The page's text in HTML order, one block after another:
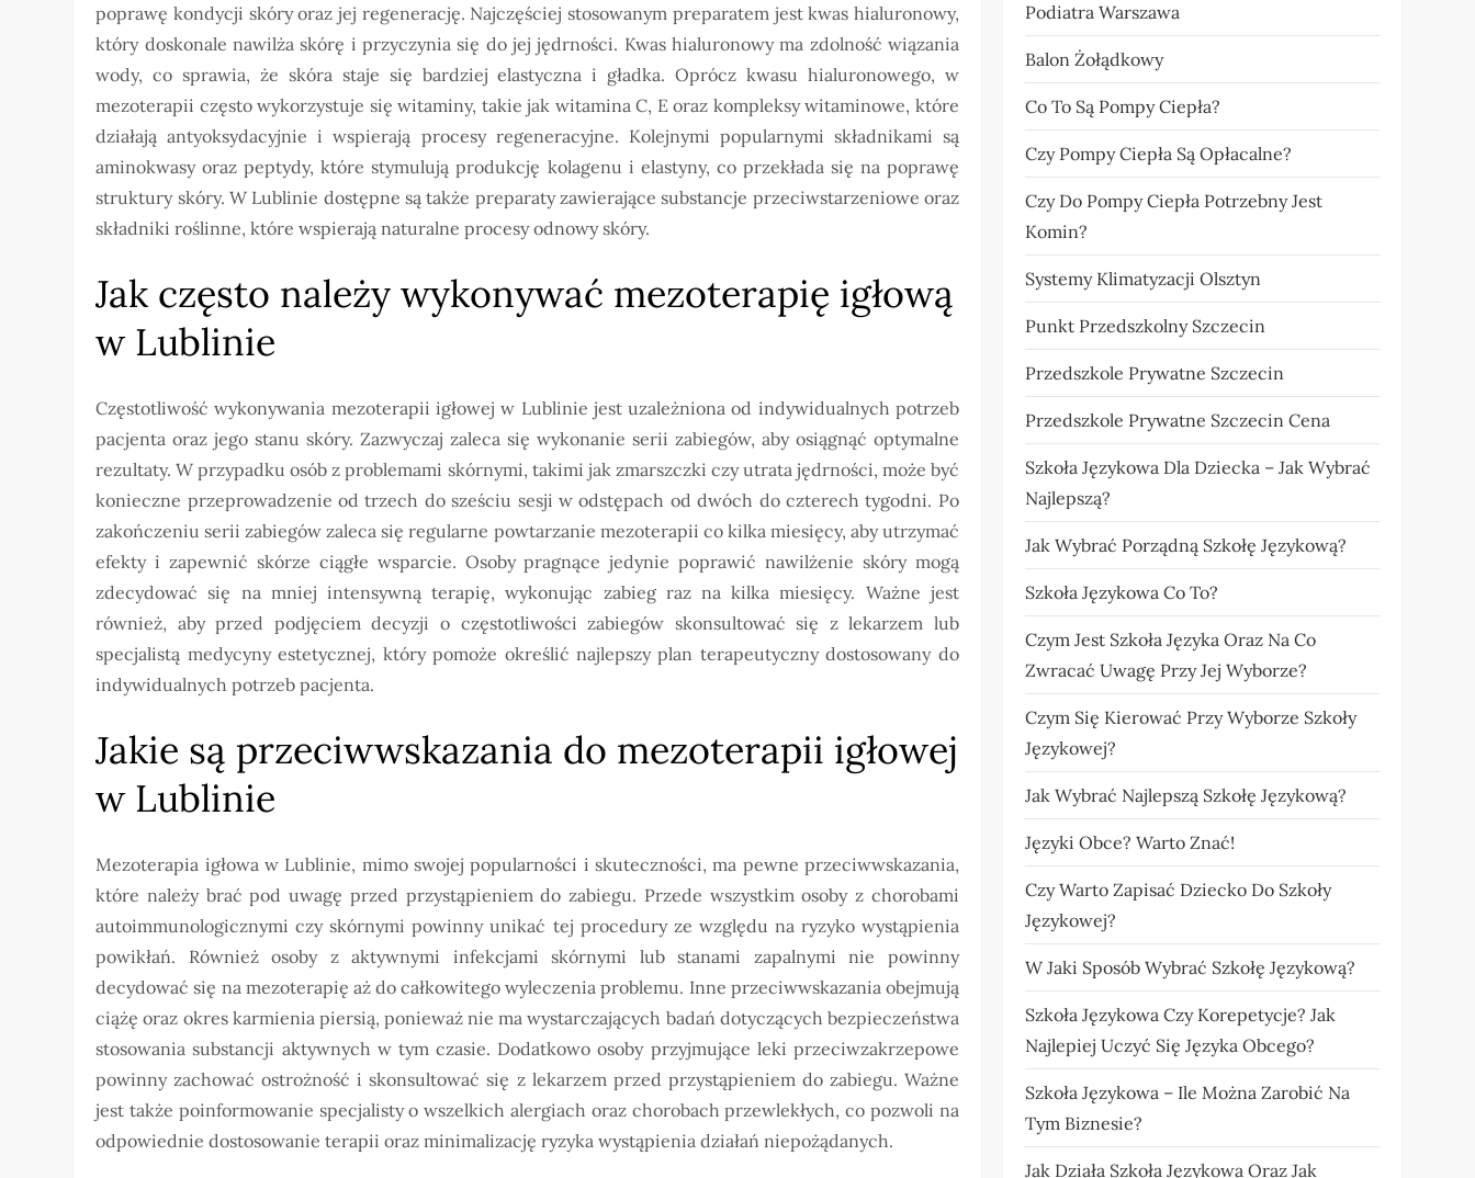
poprawę kondycji skóry oraz jej regenerację. Najczęściej stosowanym preparatem jest kwas hialuronowy,
który doskonale nawilża skórę i przyczynia się do jej jędrności. Kwas hialuronowy ma zdolność wiązania
wody, co sprawia, że skóra staje się bardziej elastyczna i gładka. Oprócz kwasu hialuronowego, w
mezoterapii często wykorzystuje się witaminy, takie jak witamina C, E oraz kompleksy witaminowe, które
działają antyoksydacyjnie i wspierają procesy regeneracyjne. Kolejnymi popularnymi składnikami są
aminokwasy oraz peptydy, które stymulują produkcję kolagenu i elastyny, co przekłada się na poprawę
struktury skóry. W Lublinie dostępne są także preparaty zawierające substancje przeciwstarzeniowe oraz
składniki roślinne, które wspierają naturalne procesy odnowy skóry.
Jak często należy wykonywać mezoterapię igłową
w Lublinie
Częstotliwość wykonywania mezoterapii igłowej w Lublinie jest uzależniona od indywidualnych potrzeb
pacjenta oraz jego stanu skóry. Zazwyczaj zaleca się wykonanie serii zabiegów, aby osiągnąć optymalne
rezultaty. W przypadku osób z problemami skórnymi, takimi jak zmarszczki czy utrata jędrności, może być
konieczne przeprowadzenie od trzech do sześciu sesji w odstępach od dwóch do czterech tygodni. Po
zakończeniu serii zabiegów zaleca się regularne powtarzanie mezoterapii co kilka miesięcy, aby utrzymać
efekty i zapewnić skórze ciągłe wsparcie. Osoby pragnące jedynie poprawić nawilżenie skóry mogą
zdecydować się na mniej intensywną terapię, wykonując zabieg raz na kilka miesięcy. Ważne jest
również, aby przed podjęciem decyzji o częstotliwości zabiegów skonsultować się z lekarzem lub
specjalistą medycyny estetycznej, który pomoże określić najlepszy plan terapeutyczny dostosowany do
indywidualnych potrzeb pacjenta.
Jakie są przeciwwskazania do mezoterapii igłowej
w Lublinie
Mezoterapia igłowa w Lublinie, mimo swojej popularności i skuteczności, ma pewne przeciwwskazania,
które należy brać pod uwagę przed przystąpieniem do zabiegu. Przede wszystkim osoby z chorobami
autoimmunologicznymi czy skórnymi powinny unikać tej procedury ze względu na ryzyko wystąpienia
powikłań. Również osoby z aktywnymi infekcjami skórnymi lub stanami zapalnymi nie powinny
decydować się na mezoterapię aż do całkowitego wyleczenia problemu. Inne przeciwwskazania obejmują
ciążę oraz okres karmienia piersią, ponieważ nie ma wystarczających badań dotyczących bezpieczeństwa
stosowania substancji aktywnych w tym czasie. Dodatkowo osoby przyjmujące leki przeciwzakrzepowe
powinny zachować ostrożność i skonsultować się z lekarzem przed przystąpieniem do zabiegu. Ważne
jest także poinformowanie specjalisty o wszelkich alergiach oraz chorobach przewlekłych, co pozwoli na
odpowiednie dostosowanie terapii oraz minimalizację ryzyka wystąpienia działań niepożądanych.
Podiatra Warszawa
Balon Żołądkowy
Co To Są Pompy Ciepła?
Czy Pompy Ciepła Są Opłacalne?
Czy Do Pompy Ciepła Potrzebny Jest
Komin?
Systemy Klimatyzacji Olsztyn
Punkt Przedszkolny Szczecin
Przedszkole Prywatne Szczecin
Przedszkole Prywatne Szczecin Cena
Szkoła Językowa Dla Dziecka – Jak Wybrać
Najlepszą?
Jak Wybrać Porządną Szkołę Językową?
Szkoła Językowa Co To?
Czym Jest Szkoła Języka Oraz Na Co
Zwracać Uwagę Przy Jej Wyborze?
Czym Się Kierować Przy Wyborze Szkoły
Językowej?
Jak Wybrać Najlepszą Szkołę Językową?
Języki Obce? Warto Znać!
Czy Warto Zapisać Dziecko Do Szkoły
Językowej?
W Jaki Sposób Wybrać Szkołę Językową?
Szkoła Językowa Czy Korepetycje? Jak
Najlepiej Uczyć Się Języka Obcego?
Szkoła Językowa – Ile Można Zarobić Na
Tym Biznesie?
Jak Działa Szkoła Językowa Oraz Jak